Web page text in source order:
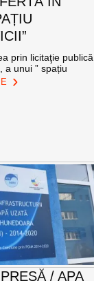
prin licitaţie publică
a unui ” spațiu
/ APA